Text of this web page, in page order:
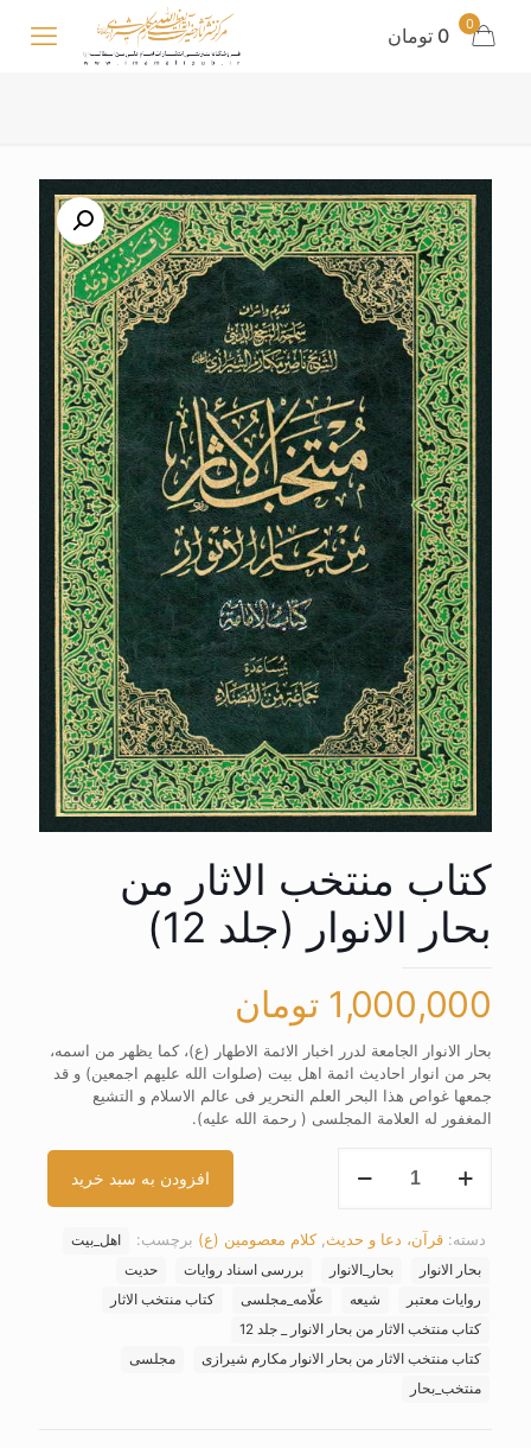
0 0 تومان
کتاب منتخب الاثار من
بحار الانوار (جلد 12)
1,000,000 تومان
بحار الانوار الجامعة لدرر اخبار الائمة الاطهار (ع)، کما یظهر من اسمه،
بحر من انوار احادیث ائمة اهل بیت (صلوات الله علیهم اجمعین) و قد
جمعها غواص هذا البحر العلم النحریر فی عالم الاسلام و التشیع
المغفور له العلامة المجلسی ( رحمة الله علیه).
منتخب
بحار
الانوار
(جلد
عدد
افزودن به سبد خرید
دسته: قرآن، دعا و حدیث ,کلام معصومین (ع) برچسب:
اهل_بیت
بحار الانوار
بحار_الانوار بررسی اسناد روایات
حدیت
روایات معتبر
شیعه علّامه_مجلسی
کتاب منتخب الاثار
کتاب منتخب الاثار من بحار الانوار _ جلد 12
کتاب منتخب الاثار من بحار الانوار مکارم شیرازی
مجلسی
منتخب_بحار